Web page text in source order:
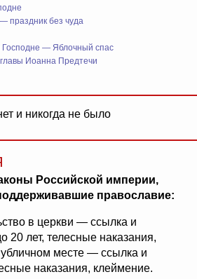
праздник без чуда
Господне — Яблочный спас
Иоанна Предтечи
и никогда не было
Российской империи,
православие:
в церкви — ссылка и
20 лет, телесные наказания,
месте — ссылка и
наказания, клеймение.